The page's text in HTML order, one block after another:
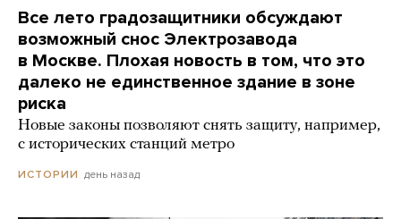
Все лето градозащитники обсуждают
возможный снос Электрозавода
в Москве. Плохая новость в том, что это
далеко не единственное здание в зоне
риска
Новые законы позволяют снять защиту, например,
с исторических станций метро
ИСТОРИИ день назад